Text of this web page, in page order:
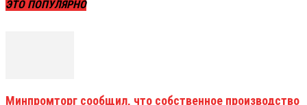
ЭТО ПОПУЛЯРНО
Минпромторг сообщил, что собственное производство